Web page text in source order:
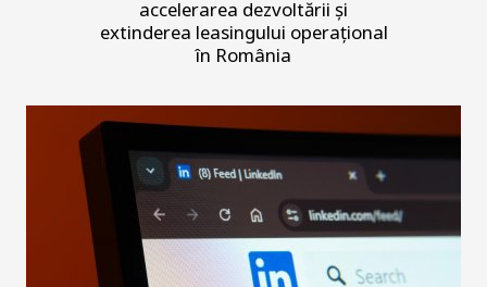
accelerarea dezvoltării și
extinderea leasingului operațional
în România